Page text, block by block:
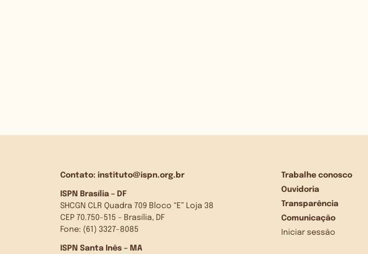
Contato: instituto@ispn.org.br
ISPN Brasília – DF
SHCGN CLR Quadra 709 Bloco “E” Loja 38
CEP 70.750-515 – Brasília, DF
Fone: (61) 3327-8085
ISPN Santa Inês – MA
Trabalhe conosco
Ouvidoria
Transparência
Comunicação
Iniciar sessão